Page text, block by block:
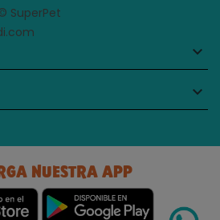
SuperPet
keyboard_arrow_down
keyboard_arrow_down
NUESTRA APP